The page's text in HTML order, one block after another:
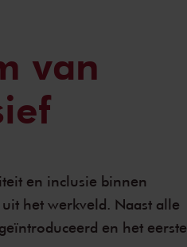
van
en inclusie binnen
het werkveld. Naast alle
en het eerste